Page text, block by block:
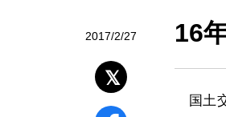
2017/2/27 16
国土